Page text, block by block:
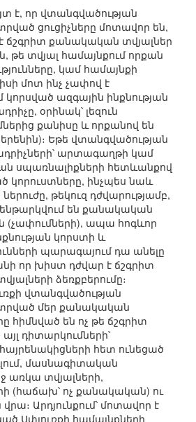
է, որ վտանգվածության
ցուցիչները մոտավոր են,
ճշգրիտ քանակական տվյալներ
թե տվյալ համայնքում որքան
կամ համայնքի
մոտ ինչ չափով է
ազգային ինքնության
օրինակ՝ լեզուն
քանիսը և որքանով են
Եթե վտանգվածության
արտագաղթի կամ
սպառնալիքների հետևանքով
կորուստները, ինչպես նաև
թեկուզ դժվարությամբ,
ենթարկվում են քանակական
(չափումների), ապա հոգևոր
կորստի և
պարագայում դա անելը
որ խիստ դժվար է ճշգրիտ
ձեռքբերումը։
վտանգվածության
տրված մեր քանակական
են ոչ թե ճշգրիտ
դիտարկումների՝
հետ ունեցած
մասնագիտական
առկա տվյալների,
(հաճախ՝ ոչ քանակական) ու
Արդյունքում՝ մոտավոր է
Սփյուռքի համայնքների